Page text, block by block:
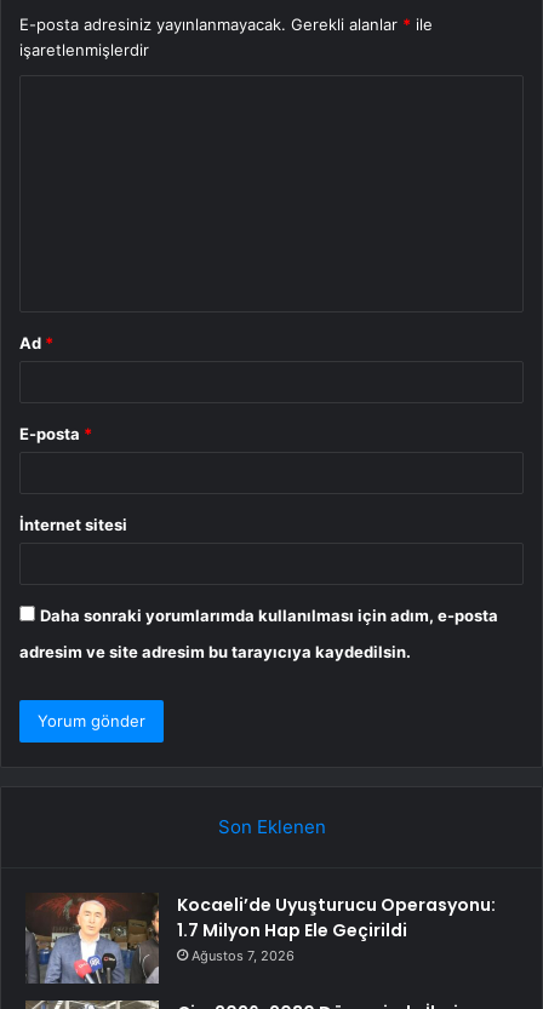
E-posta adresiniz yayınlanmayacak. Gerekli alanlar * ile
işaretlenmişlerdir
Ad *
E-posta *
İnternet sitesi
Daha sonraki yorumlarımda kullanılması için adım, e-posta
adresim ve site adresim bu tarayıcıya kaydedilsin.
Son Eklenen
Kocaeli’de Uyuşturucu Operasyonu:
1.7 Milyon Hap Ele Geçirildi
Ağustos 7, 2026